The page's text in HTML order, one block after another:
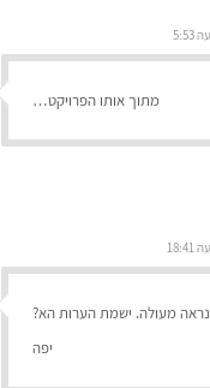
מתוך אותו הפרויקט…
נראה מעולה. ישמת הערות הא?
יפה